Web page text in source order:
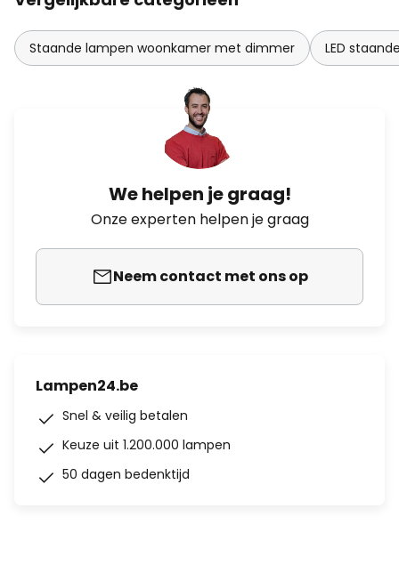
Staande lampen woonkamer met dimmer LED
We helpen je graag!
Onze experten helpen je graag
Neem contact met ons op
Lampen24.be
Snel & veilig betalen
Keuze uit 1.200.000 lampen
50 dagen bedenktijd